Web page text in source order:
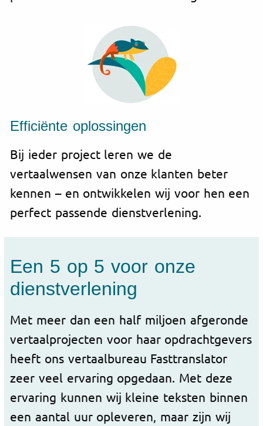
Efficiënte oplossingen
Bij ieder project leren we de
vertaalwensen van onze klanten beter
kennen – en ontwikkelen wij voor hen een
perfect passende dienstverlening.
Een 5 op 5 voor onze
dienstverlening
Met meer dan een half miljoen afgeronde
vertaalprojecten voor haar opdrachtgevers
heeft ons vertaalbureau Fasttranslator
zeer veel ervaring opgedaan. Met deze
ervaring kunnen wij kleine teksten binnen
een aantal uur opleveren, maar zijn wij